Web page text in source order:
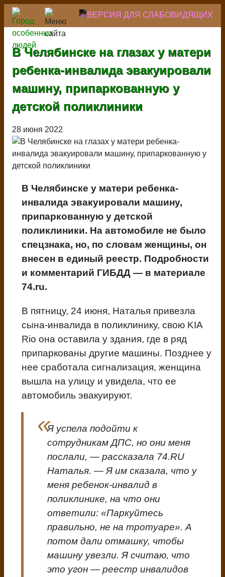
Перейти
основному
содержанию
В Челябинске на глазах у матери
ребенка-инвалида эвакуировали
машину, припаркованную у
детской поликлиники
28 июня 2022
В Челябинске у матери ребенка-
инвалида эвакуировали машину,
припаркованную у детской
поликлиники. На автомобиле не было
спецзнака, но, по словам женщины, он
внесен в единый реестр. Подробности
и комментарий ГИБДД — в материале
74.ru.
В пятницу, 24 июня, Наталья привезла
сына-инвалида в поликлинику, свою KIA
Rio она оставила у здания, где в ряд
припаркованы другие машины. Позднее у
нее сработала сигнализация, женщина
вышла на улицу и увидела, что ее
автомобиль эвакуируют.
Я успела подойти к
сотрудникам ДПС, но они меня
послали, — рассказала 74.RU
Наталья. — Я им сказала, что у
меня ребенок-инвалид в
поликлинике, на что они
ответили: «Паркуйтесь
правильно, не на тротуаре». А
потом дали отмашку, чтобы
машину увезли. Я считаю, что
это угон — реестр инвалидов